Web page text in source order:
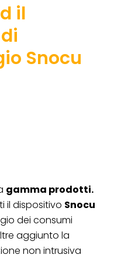
il
Snocu
gamma prodotti.
il dispositivo Snocu
dei consumi
aggiunto la
non intrusiva